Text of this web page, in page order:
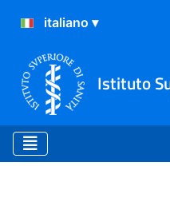
Istituto